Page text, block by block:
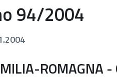
94/2004
ROMAGNA